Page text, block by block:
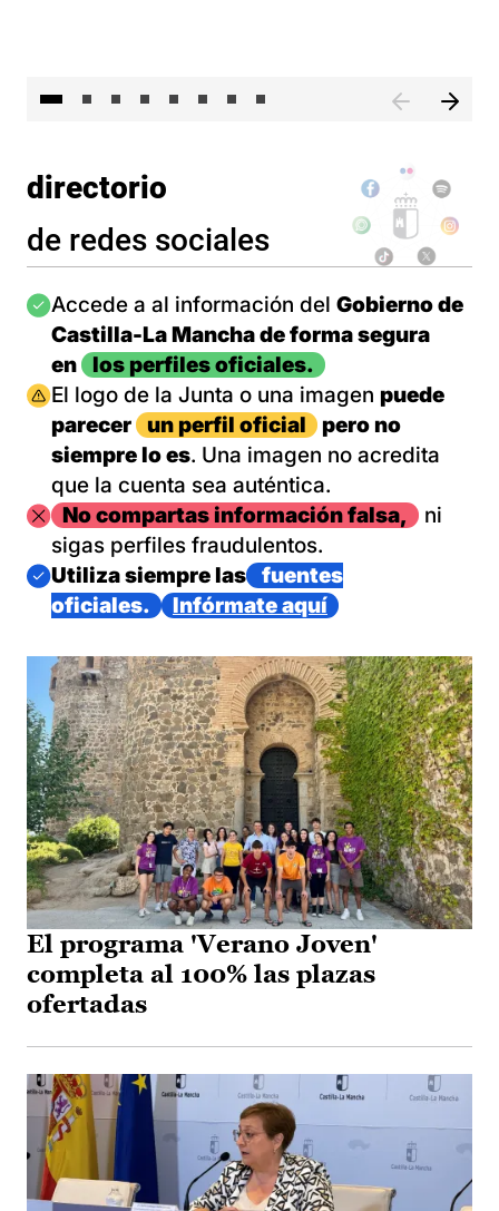
directorio
de redes sociales
Imagen
Accede a al información del Gobierno de
Castilla-La Mancha de forma segura
en
los perfiles oficiales.
Imagen
El logo de la Junta o una imagen puede
parecer
un perfil oficial
pero no
siempre lo es. Una imagen no acredita
que la cuenta sea auténtica.
ImagenNo compartas información falsa,
ni
sigas perfiles fraudulentos.
Imagen
Utiliza siempre las
fuentes
oficiales.
Infórmate aquí
El programa 'Verano Joven'
completa al 100% las plazas
ofertadas